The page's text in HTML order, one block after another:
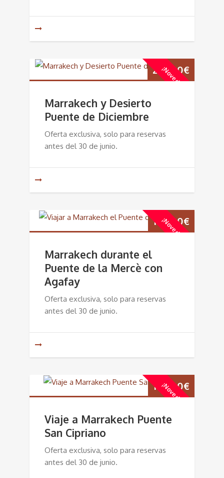
¡Novedad!
225,00€
Marrakech y Desierto
Puente de Diciembre
Oferta exclusiva, solo para reservas
antes del 30 de junio.
¡Novedad!
195,00€
Marrakech durante el
Puente de la Mercè con
Agafay
Oferta exclusiva, solo para reservas
antes del 30 de junio.
¡Novedad!
195,00€
Viaje a Marrakech Puente
San Cipriano
Oferta exclusiva, solo para reservas
antes del 30 de junio.